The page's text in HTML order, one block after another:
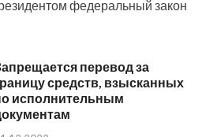
федеральный закон
перевод за
средств, взысканных
исполнительным